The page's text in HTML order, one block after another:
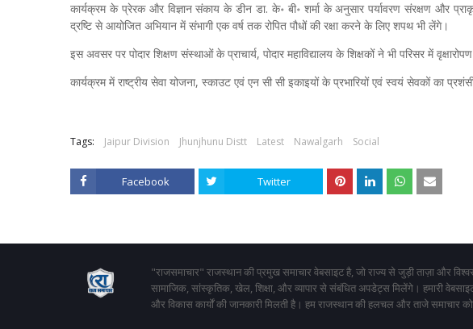
कार्यक्रम के प्रेरक और विज्ञान संकाय के डीन डा. के॰ बी॰ शर्मा के अनुसार पर्यावरण संरक्षण और
द्रष्टि से आयोजित अभियान में संभागी एक वर्ष तक रोपित पौधों की रक्षा करने के लिए शपथ भी लेंगे।
इस अवसर पर पोदार शिक्षण संस्थाओं के प्राचार्य, पोदार महाविद्यालय के शिक्षकों ने भी परिसर में
कार्यक्रम में राष्ट्रीय सेवा योजना, स्काउट एवं एन सी सी इकाइयों के प्रभारियों एवं स्वयं सेवकों का
Tags: Jaipur Division Jhunjhunu Distt Latest Nawalgarh Social
Facebook Twitter
"राजसमाचार" राजस्थान की प्रमुख समाचार वेबसाइट है, जो राज्य से जुड़ी ताज़ा और
सामाजिक, सांस्कृतिक, खेल, शिक्षा, और व्यापार से संबंधित अपडेट्स मिलेंगे। हमारी
और विकास कार्यों की जानकारी मिलती है। हम राजस्थान की हलचल और ताजे समाचार